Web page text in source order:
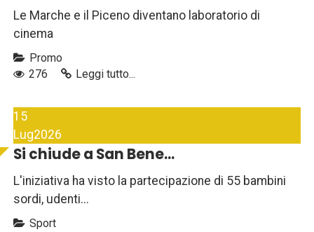
Le Marche e il Piceno diventano laboratorio di
cinema
Promo
276
Leggi tutto...
15
Lug2026
Si chiude a San Bene...
L'iniziativa ha visto la partecipazione di 55 bambini
sordi, udenti...
Sport